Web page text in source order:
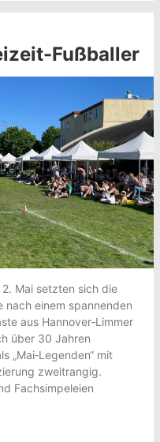
Fußballer
2. Mai setzten sich die
nach einem spannenden
aus Hannover‑Limmer
über 30 Jahren
„Mai‑Legenden“ mit
zweitrangig.
Fachsimpeleien